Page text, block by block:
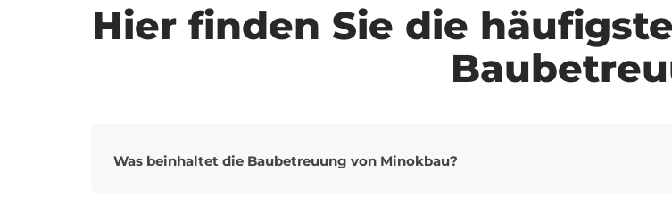
Hier finden Sie die
Was beinhaltet die Baubetreuung von Minokbau?